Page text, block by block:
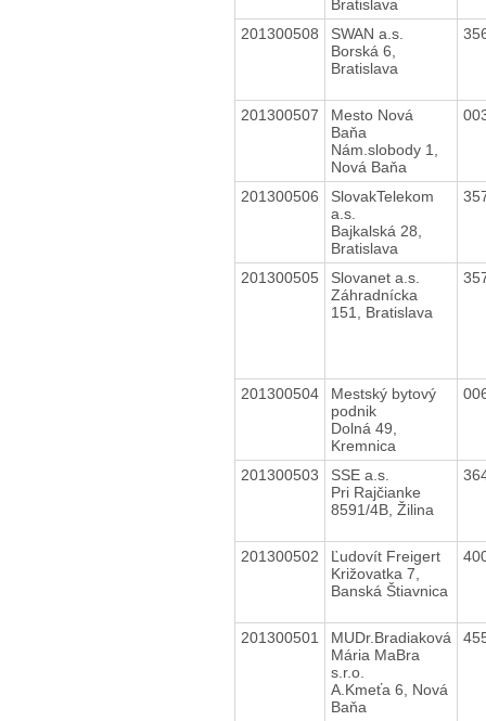
Bratislava
201300508
SWAN a.s.
Borská 6,
Bratislava
201300507
Mesto Nová
Baňa
Nám.slobody 1,
Nová Baňa
201300506
SlovakTelekom
a.s.
Bajkalská 28,
Bratislava
201300505
Slovanet a.s.
Záhradnícka
151, Bratislava
201300504
Mestský bytový
podnik
Dolná 49,
Kremnica
201300503
SSE a.s.
Pri Rajčianke
8591/4B, Žilina
201300502
Ľudovít Freigert
Križovatka 7,
Banská Štiavnica
201300501
MUDr.Bradiaková
Mária MaBra
s.r.o.
A.Kmeťa 6, Nová
Baňa